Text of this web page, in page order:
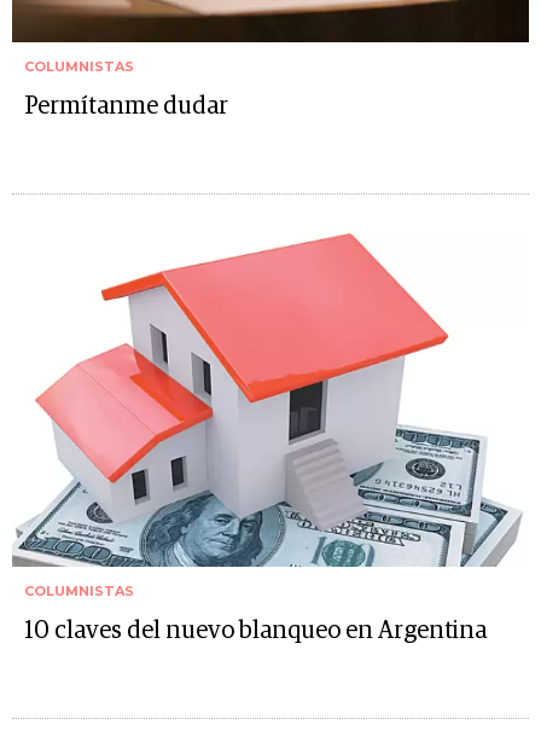
COLUMNISTAS
Permítanme dudar
COLUMNISTAS
10 claves del nuevo blanqueo en Argentina